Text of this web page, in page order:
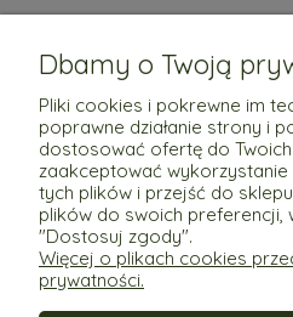
Moje
Płatności i
Dbamy o Twoją
Pliki cookies i pokrewne im
poprawne działanie strony i
dostosować ofertę do
zaakceptować wykorzystanie
tych plików i przejść do
plików do swoich preferencji,
"Dostosuj zgody".
Więcej o plikach cookies
prywatności.